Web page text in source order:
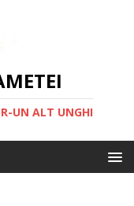
UN ALT UNGHI